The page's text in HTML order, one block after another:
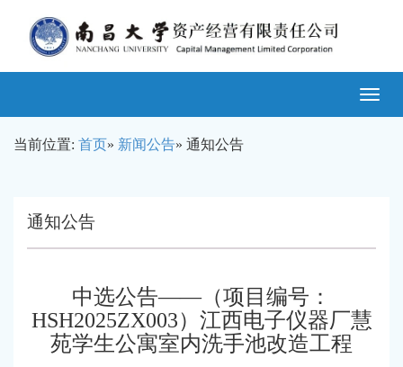
Toggle
当前位置: 首页» 新闻公告» 通知公告
通知公告
中选公告——（项目编号：
HSH2025ZX003）江西电子仪器厂慧
苑学生公寓室内洗手池改造工程